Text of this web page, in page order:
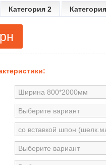
Категория 2